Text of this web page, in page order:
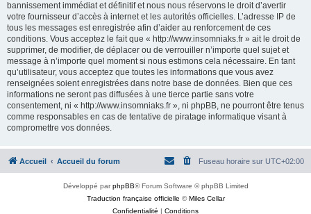
bannissement immédiat et définitif et nous nous réservons le droit d’avertir
votre fournisseur d’accès à internet et les autorités officielles. L’adresse IP de
tous les messages est enregistrée afin d’aider au renforcement de ces
conditions. Vous acceptez le fait que « http://www.insomniaks.fr » ait le droit de
supprimer, de modifier, de déplacer ou de verrouiller n’importe quel sujet et
message à n’importe quel moment si nous estimons cela nécessaire. En tant
qu’utilisateur, vous acceptez que toutes les informations que vous avez
renseignées soient enregistrées dans notre base de données. Bien que ces
informations ne seront pas diffusées à une tierce partie sans votre
consentement, ni « http://www.insomniaks.fr », ni phpBB, ne pourront être tenus
comme responsables en cas de tentative de piratage informatique visant à
compromettre vos données.
Accueil Accueil du forum Fuseau horaire sur UTC+02:00
Développé parphpBB® Forum Software © phpBB Limited
Traduction française officielle ©Miles Cellar
Confidentialité | Conditions